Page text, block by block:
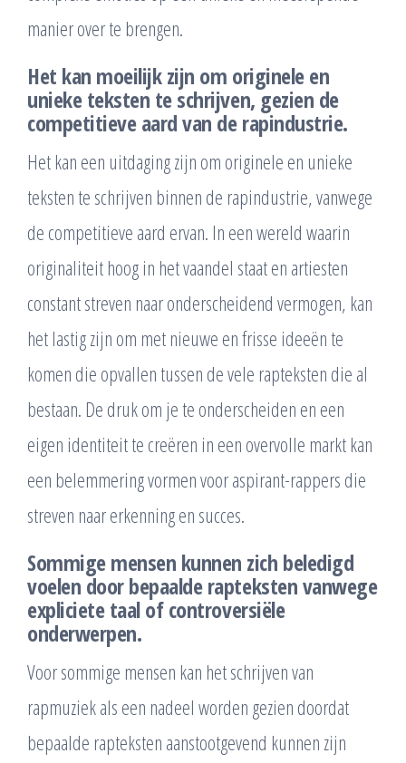
manier over te brengen.
Het kan moeilijk zijn om originele en
unieke teksten te schrijven, gezien de
competitieve aard van de rapindustrie.
Het kan een uitdaging zijn om originele en unieke
teksten te schrijven binnen de rapindustrie, vanwege
de competitieve aard ervan. In een wereld waarin
originaliteit hoog in het vaandel staat en artiesten
constant streven naar onderscheidend vermogen, kan
het lastig zijn om met nieuwe en frisse ideeën te
komen die opvallen tussen de vele rapteksten die al
bestaan. De druk om je te onderscheiden en een
eigen identiteit te creëren in een overvolle markt kan
een belemmering vormen voor aspirant-rappers die
streven naar erkenning en succes.
Sommige mensen kunnen zich beledigd
voelen door bepaalde rapteksten vanwege
expliciete taal of controversiële
onderwerpen.
Voor sommige mensen kan het schrijven van
rapmuziek als een nadeel worden gezien doordat
bepaalde rapteksten aanstootgevend kunnen zijn